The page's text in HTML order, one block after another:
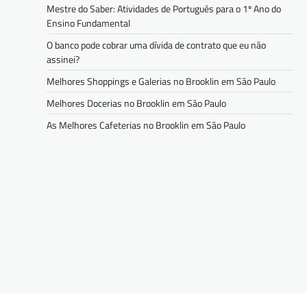
Mestre do Saber: Atividades de Português para o 1º Ano do
Ensino Fundamental
O banco pode cobrar uma dívida de contrato que eu não
assinei?
Melhores Shoppings e Galerias no Brooklin em São Paulo
Melhores Docerias no Brooklin em São Paulo
As Melhores Cafeterias no Brooklin em São Paulo